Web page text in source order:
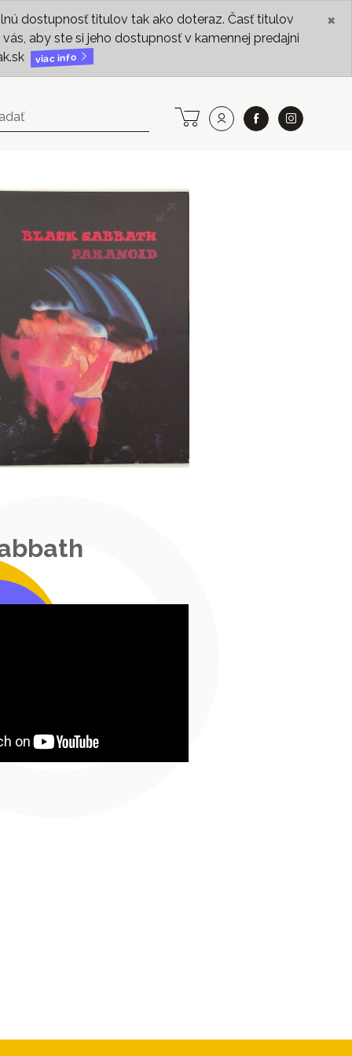
dostupnosť titulov tak ako doteraz. Časť titulov
aby ste si jeho dostupnosť v kamennej predajni
viac info
×